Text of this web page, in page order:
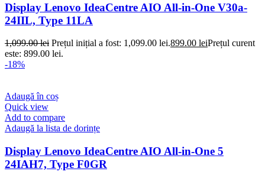
Display Lenovo IdeaCentre AIO All-in-One V30a-
24IIL, Type 11LA
1,099.00lei Prețul inițial a fost: 1,099.00 lei.899.00 leiPrețul curent
este: 899.00 lei.
-18%
Adaugă în coș
Quick view
Add to compare
Adaugă la lista de dorințe
Display Lenovo IdeaCentre AIO All-in-One 5
24IAH7, Type F0GR